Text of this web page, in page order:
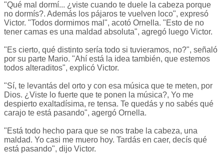
"Qué mal dormí... ¿viste cuando te duele la cabeza porque
no dormís?. Además los pájaros te vuelven loco", expresó
Victor. "Todos dormimos mal", acotó Ornella. "Esto de no
tener camas es una maldad absoluta", agregó luego Victor.
"Es cierto, qué distinto sería todo si tuvieramos, no?", señaló
por su parte Mario. "Ahí está la idea también, que estemos
todos alteraditos", explicó Victor.
"Sí, te levantás del orto y con esa música que te meten, por
Dios. ¿Viste lo fuerte que te ponen la música?, Yo me
despierto exaltadísima, re tensa. Te quedás y no sabés qué
carajo te está pasando", agergó Ornella.
"Está todo hecho para que se nos trabe la cabeza, una
maldad. Yo casi me muero hoy. Tardás en caer, decís qué
está pasando", dijo Victor.